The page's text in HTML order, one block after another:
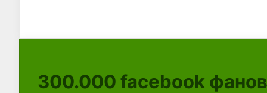
300.000 facebook